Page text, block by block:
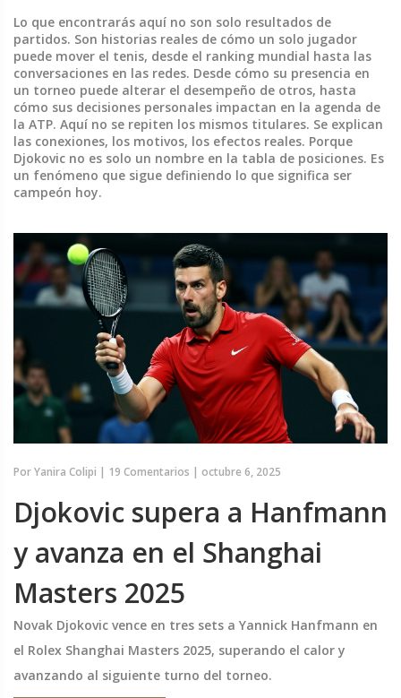
Lo que encontrarás aquí no son solo resultados de
partidos. Son historias reales de cómo un solo jugador
puede mover el tenis, desde el ranking mundial hasta las
conversaciones en las redes. Desde cómo su presencia en
un torneo puede alterar el desempeño de otros, hasta
cómo sus decisiones personales impactan en la agenda de
la ATP. Aquí no se repiten los mismos titulares. Se explican
las conexiones, los motivos, los efectos reales. Porque
Djokovic no es solo un nombre en la tabla de posiciones. Es
un fenómeno que sigue definiendo lo que significa ser
campeón hoy.
PorYanira Colipi | 19 Comentarios | octubre 6, 2025
Djokovic supera a Hanfmann
y avanza en el Shanghai
Masters 2025
Novak Djokovic vence en tres sets a Yannick Hanfmann en
el Rolex Shanghai Masters 2025, superando el calor y
avanzando al siguiente turno del torneo.